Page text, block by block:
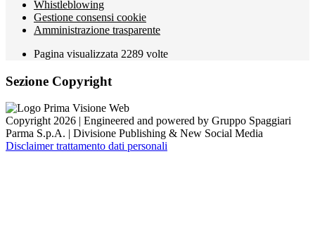
Whistleblowing
Gestione consensi cookie
Amministrazione trasparente
Pagina visualizzata 2289 volte
Sezione Copyright
Copyright 2026 | Engineered and powered by Gruppo Spaggiari
Parma S.p.A. | Divisione Publishing & New Social Media
Disclaimer trattamento dati personali